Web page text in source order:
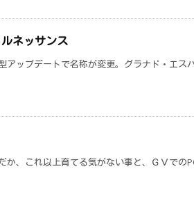
ネッサンス
アップデートで名称が変更。グラナド・エス
か、これ以上育てる気がない事と、ＧＶでの